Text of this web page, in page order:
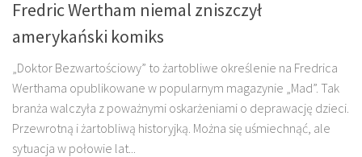
Fredric Wertham niemal zniszczył
amerykański komiks
„Doktor Bezwartościowy” to żartobliwe określenie na Fredrica
Werthama opublikowane w popularnym magazynie „Mad”. Tak
branża walczyła z poważnymi oskarżeniami o deprawację dzieci.
Przewrotną i żartobliwą historyjką. Można się uśmiechnąć, ale
sytuacja w połowie lat...